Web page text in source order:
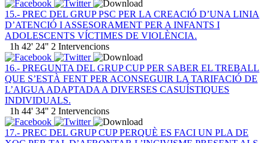
15.- PREC DEL GRUP PSC PER LA CREACIÓ D’UNA LINIA
D’ATENCIÓ I ASSESORAMENT PER A INFANTS I
ADOLESCENTS VÍCTIMES DE VIOLÈNCIA.
1h 42' 24'' 2 Intervencions
16.- PREGUNTA DEL GRUP CUP PER SABER EL TREBALL
QUE S’ESTÀ FENT PER ACONSEGUIR LA TARIFACIÓ DE
L’AIGUA ADAPTADA A DIVERSES CASUÍSTIQUES
INDIVIDUALS.
1h 44' 34'' 2 Intervencions
17.- PREC DEL GRUP CUP PERQUÈ ES FACI UN PLA DE